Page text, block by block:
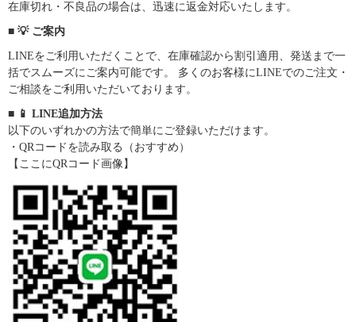
在庫切れ・不良品の場合は、迅速に返金対応いたします。
■ 💡 ご案内
LINEをご利用いただくことで、在庫確認から割引適用、発送まで一
括でスムーズにご案内可能です。 多くのお客様にLINEでのご注文・
ご相談をご利用いただいております。
■ 📱 LINE追加方法
以下のいずれかの方法で簡単にご登録いただけます。
・QRコードを読み取る（おすすめ）
【ここにQRコード画像】